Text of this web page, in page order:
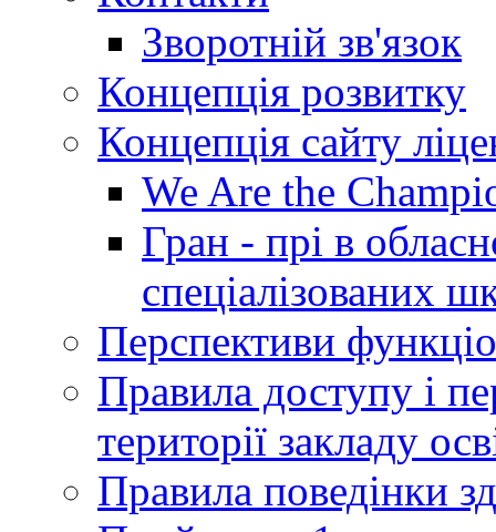
Зворотній зв'язок
Концепція розвитку
Концепція сайту
We Are the
Гран - прі в
спеціалізованих
Перспективи
Правила доступу і
території закладу
Правила поведінки